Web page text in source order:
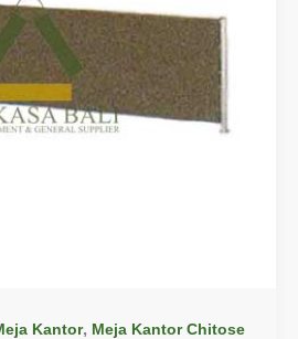
Kantor, Meja Kantor Chitose